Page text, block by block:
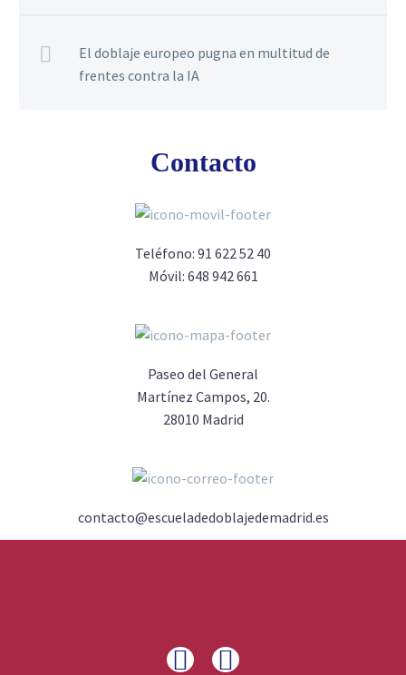
El doblaje europeo pugna en multitud de
frentes contra la IA
Contacto
Teléfono: 91 622 52 40
Móvil: 648 942 661
Paseo del General
Martínez Campos, 20.
28010 Madrid
contacto@escueladedoblajedemadrid.es